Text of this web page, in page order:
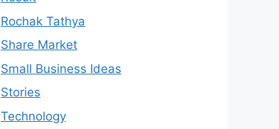
Rochak Tathya
Share Market
Small Business Ideas
Stories
Technology